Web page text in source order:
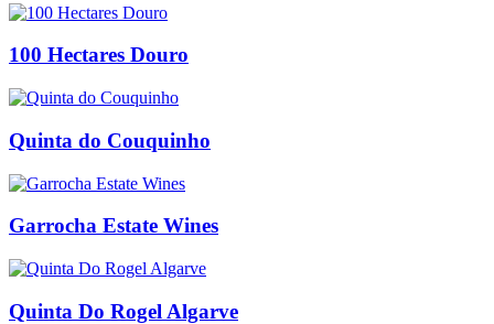
100 Hectares Douro
Quinta do Couquinho
Garrocha Estate Wines
Quinta Do Rogel Algarve